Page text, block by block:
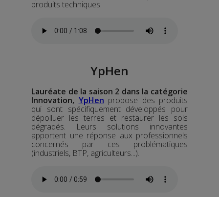
produits techniques.
YpHen
Lauréate de la saison 2 dans la catégorie
Innovation, YpHen propose des produits
qui sont spécifiquement développés pour
dépolluer les terres et restaurer les sols
dégradés. Leurs solutions innovantes
apportent une réponse aux professionnels
concernés par ces problématiques
(industriels, BTP, agriculteurs...).